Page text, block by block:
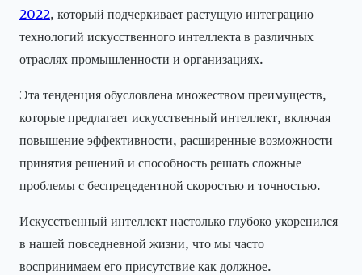
2022, который подчеркивает растущую интеграцию
технологий искусственного интеллекта в различных
отраслях промышленности и организациях.
Эта тенденция обусловлена множеством преимуществ,
которые предлагает искусственный интеллект, включая
повышение эффективности, расширенные возможности
принятия решений и способность решать сложные
проблемы с беспрецедентной скоростью и точностью.
Искусственный интеллект настолько глубоко укоренился
в нашей повседневной жизни, что мы часто
воспринимаем его присутствие как должное.